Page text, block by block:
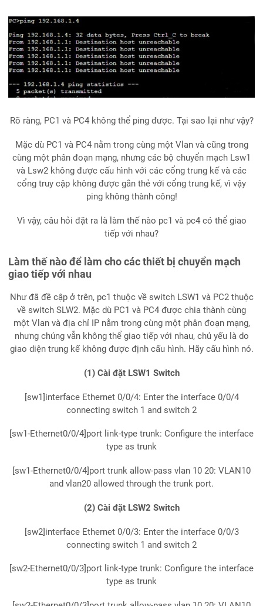
Rõ ràng, PC1 và PC4 không thể ping được. Tại sao lại như vậy?
Mặc dù PC1 và PC4 nằm trong cùng một Vlan và cũng trong
cùng một phân đoạn mạng, nhưng các bộ chuyển mạch Lsw1
và Lsw2 không được cấu hình với các cổng trung kế và các
cổng truy cập không được gắn thẻ với cổng trung kế, vì vậy
ping không thành công!
Vì vậy, câu hỏi đặt ra là làm thế nào pc1 và pc4 có thể giao
tiếp với nhau?
Làm thế nào để làm cho các thiết bị chuyển mạch
giao tiếp với nhau
Như đã đề cập ở trên, pc1 thuộc về switch LSW1 và PC2 thuộc
về switch SLW2. Mặc dù PC1 và PC4 được chia thành cùng
một Vlan và địa chỉ IP nằm trong cùng một phân đoạn mạng,
nhưng chúng vẫn không thể giao tiếp với nhau, chủ yếu là do
giao diện trung kế không được định cấu hình. Hãy cấu hình nó.
(1) Cài đặt LSW1 Switch
[sw1]interface Ethernet 0/0/4: Enter the interface 0/0/4
connecting switch 1 and switch 2
[sw1-Ethernet0/0/4]port link-type trunk: Configure the interface
type as trunk
[sw1-Ethernet0/0/4]port trunk allow-pass vlan 10 20: VLAN10
and vlan20 allowed through the trunk port.
(2) Cài đặt LSW2 Switch
[sw2]interface Ethernet 0/0/3: Enter the interface 0/0/3
connecting switch 1 and switch 2
[sw2-Ethernet0/0/3]port link-type trunk: Configure the interface
type as trunk